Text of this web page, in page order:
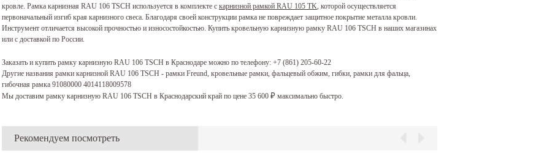
кровле. Рамка карнизная RAU 106 TSCH используется в комплекте с карнизной рамкой RAU 105 TK , которой осуществляется
первоначальный изгиб края карнизного свеса. Благодаря своей конструкции рамка не повреждает защитное покрытие металла кровли.
Инструмент отличается высокой прочностью и износостойкостью. Купить кровельную карнизную рамку RAU 106 TSCH в наших магазинах
или с доставкой по России.
Заказать и купить рамку карнизную RAU 106 TSCH в Краснодаре можно по телефону: +7 (861) 205-60-22
Другие названия рамки карнизной RAU 106 TSCH - рамки Freund, кровельные рамки, фальцевый обжим, гибки, рамки для фальца,
гибочная рамка 91080000 4014118009578
Мы доставим рамку карнизную RAU 106 TSCH в Краснодарский край по цене 35 600 ₽ максимально быстро.
Рекомендуем посмотреть